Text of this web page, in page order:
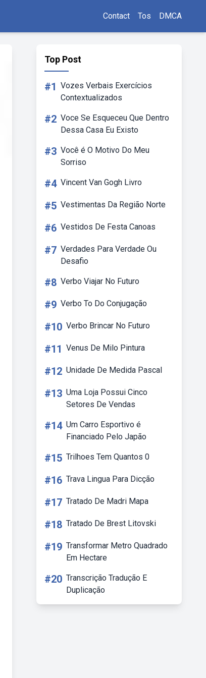
Contact Tos DMCA
Top Post
#1 Vozes Verbais Exercícios
Contextualizados
#2 Voce Se Esqueceu Que Dentro
Dessa Casa Eu Existo
#3 Você é O Motivo Do Meu
Sorriso
#4 Vincent Van Gogh Livro
#5 Vestimentas Da Região Norte
#6 Vestidos De Festa Canoas
#7 Verdades Para Verdade Ou
Desafio
#8 Verbo Viajar No Futuro
#9 Verbo To Do Conjugação
#10 Verbo Brincar No Futuro
#11 Venus De Milo Pintura
#12 Unidade De Medida Pascal
#13 Uma Loja Possui Cinco
Setores De Vendas
#14 Um Carro Esportivo é
Financiado Pelo Japão
#15 Trilhoes Tem Quantos 0
#16 Trava Lingua Para Dicção
#17 Tratado De Madri Mapa
#18 Tratado De Brest Litovski
#19 Transformar Metro Quadrado
Em Hectare
#20 Transcrição Tradução E
Duplicação